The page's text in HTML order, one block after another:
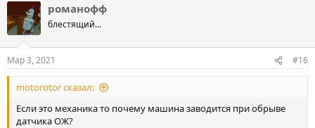
романофф
блестящий...
Мар 3, 2021 #16
motorotor сказал:
Если это механика то почему машина заводится при обрыве
датчика ОЖ?